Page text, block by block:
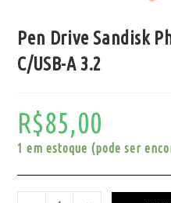
Pen Drive Sandisk
C/USB-A 3.2
R$85,00
1 em estoque (pode ser